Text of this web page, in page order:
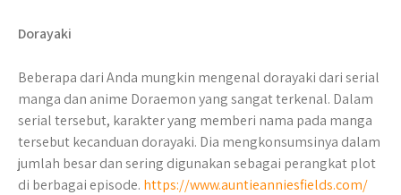
Dorayaki
Beberapa dari Anda mungkin mengenal dorayaki dari serial
manga dan anime Doraemon yang sangat terkenal. Dalam
serial tersebut, karakter yang memberi nama pada manga
tersebut kecanduan dorayaki. Dia mengkonsumsinya dalam
jumlah besar dan sering digunakan sebagai perangkat plot
di berbagai episode. https://www.auntieanniesfields.com/